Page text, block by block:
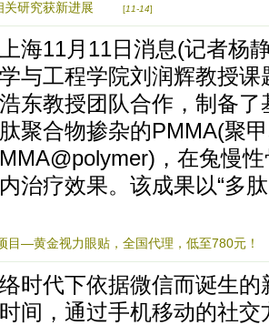
研究获新进展 [11-14]
海11月11日消息(记者杨
与工程学院刘润辉教授
东教授团队合作，制备
聚合物掺杂的PMMA(聚
，在兔慢
治疗效果。该成果以“多
目—黄金视力眼贴，全国代理，低至780元！
时代下依据微信而诞生
间，通过手机移动的社